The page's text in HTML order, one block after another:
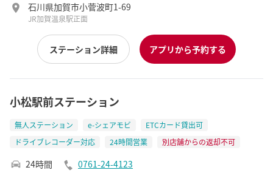
石川県加賀市小菅波町1-69
JR加賀温泉駅正面
ステーション詳細 アプリから予約する
小松駅前ステーション
無人ステーション e-シェアモビ
ETCカード貸出可
ドライブレコーダー対応
24時間営業 別店舗からの返却不可
24時間
0761-24-4123